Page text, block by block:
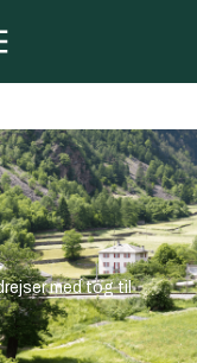
med tog til